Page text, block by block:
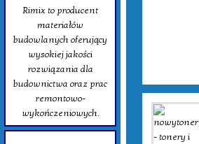
Rimix to producent
materiałów
budowlanych oferujący
wysokiej jakości
rozwiązania dla
budownictwa oraz prac
remontowo-
wykończeniowych.